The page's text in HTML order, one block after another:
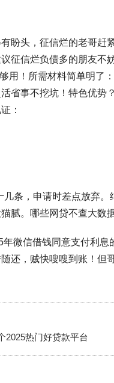
盼头，征信烂的老哥
征信烂负债多的朋友不
用！所需材料简单明了
省事不挖坑！特色优
：
几条，申请时差点放弃
腻。哪些网贷不查大数
微信借钱同意支付利
还，贼快嗖嗖到账！
2025热门好贷款平台